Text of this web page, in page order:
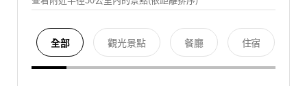
全部 觀光景點 餐廳 住宿